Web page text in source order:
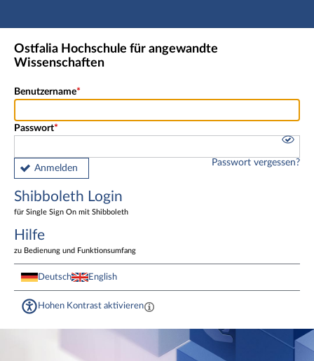
Hauptnavigation
Shibboleth Login
Ostfalia Hochschule für angewandte
Wissenschaften
Benutzername
Passwort
Anmelden
Passwort vergessen?
Shibboleth Login
für Single Sign On mit Shibboleth
Hilfe
zu Bedienung und Funktionsumfang
Deutsch English
Hohen Kontrast aktivieren